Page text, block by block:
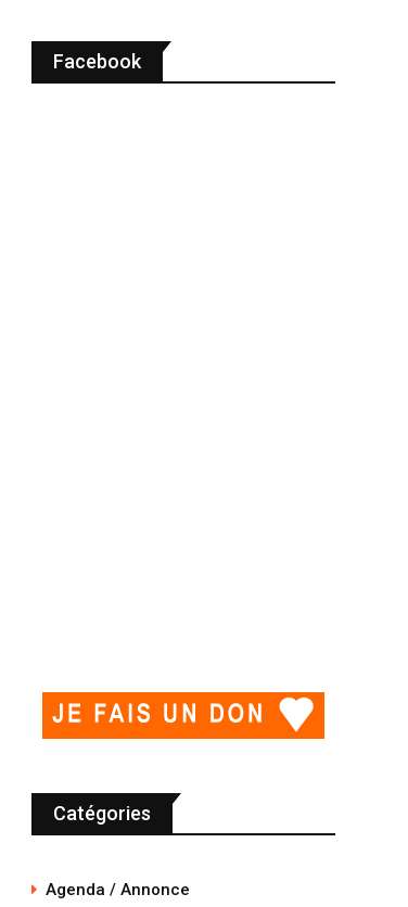
Facebook
Catégories
Agenda / Annonce